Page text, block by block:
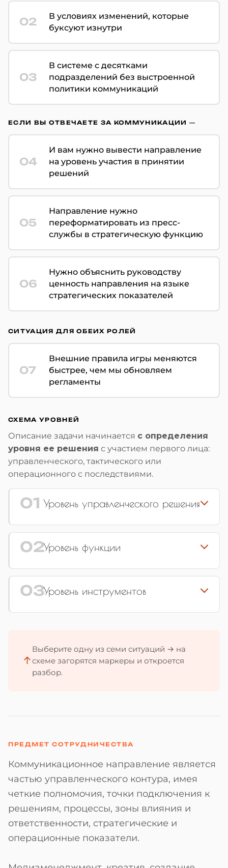
02
В условиях изменений, которые
буксуют изнутри
03
В системе с десятками
подразделений без выстроенной
политики коммуникаций
ЕСЛИ ВЫ ОТВЕЧАЕТЕ ЗА КОММУНИКАЦИИ —
04
И вам нужно вывести направление
на уровень участия в принятии
решений
05
Направление нужно
переформатировать из пресс-
службы в стратегическую функцию
06
Нужно объяснить руководству
ценность направления на языке
стратегических показателей
СИТУАЦИЯ ДЛЯ ОБЕИХ РОЛЕЙ
07
Внешние правила игры меняются
быстрее, чем мы обновляем
регламенты
СХЕМА УРОВНЕЙ
Описание задачи начинается с определения
уровня ее решения с участием первого лица:
управленческого, тактического или
операционного с последствиями.
01 Уровень управленческого решения
02Уровень функции
03Уровень инструментов
↑
Выберите одну из семи ситуаций → на
схеме загорятся маркеры и откроется
разбор.
ПРЕДМЕТ СОТРУДНИЧЕСТВА
Коммуникационное направление является
частью управленческого контура, имея
четкие полномочия, точки подключения к
решениям, процессы, зоны влияния и
ответственности, стратегические и
операционные показатели.